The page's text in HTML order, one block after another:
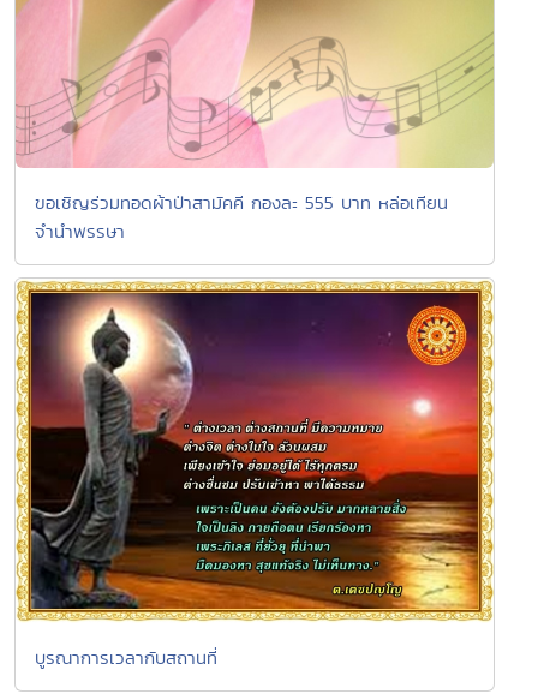
ขอเชิญร่วมทอดผ้าป่าสามัคคี กองละ 555 บาท หล่อเทียน
จำนำพรรษา
บูรณาการเวลากับสถานที่